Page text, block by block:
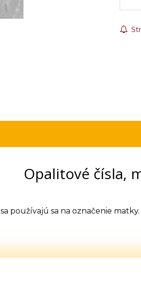
Opalitové čísla,
sa používajú sa na označenie